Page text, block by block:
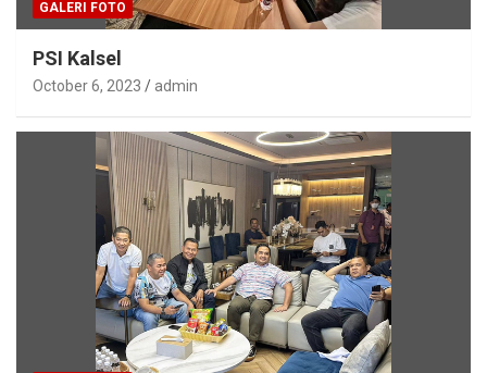
GALERI FOTO
PSI Kalsel
October 6, 2023 admin